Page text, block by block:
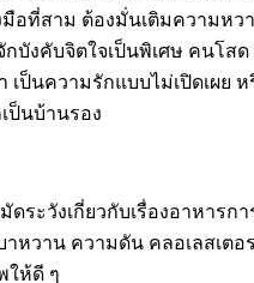
มือที่สาม ต้องมั่นเติมความหว
กบังคับจิตใจเป็นพิเศษ คนโส
เป็นความรักแบบไม่เปิดเผย
ป็นบ้านรอง
ดระวังเกี่ยวกับเรื่องอาหารก
าหวาน ความดัน คลอเลสเตอ
ให้ดี ๆ